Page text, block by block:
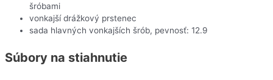
šróbami
vonkajší drážkový prstenec
sada hlavných vonkajších šrób, pevnosť: 12.9
Súbory na stiahnutie